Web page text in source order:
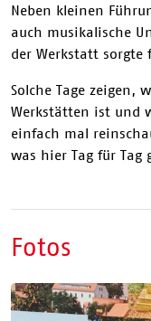
Neben kleinen
auch musikalische
der Werkstatt sorgte
Solche Tage zeigen,
Werkstätten ist und
einfach mal
was hier Tag für Tag
Fotos